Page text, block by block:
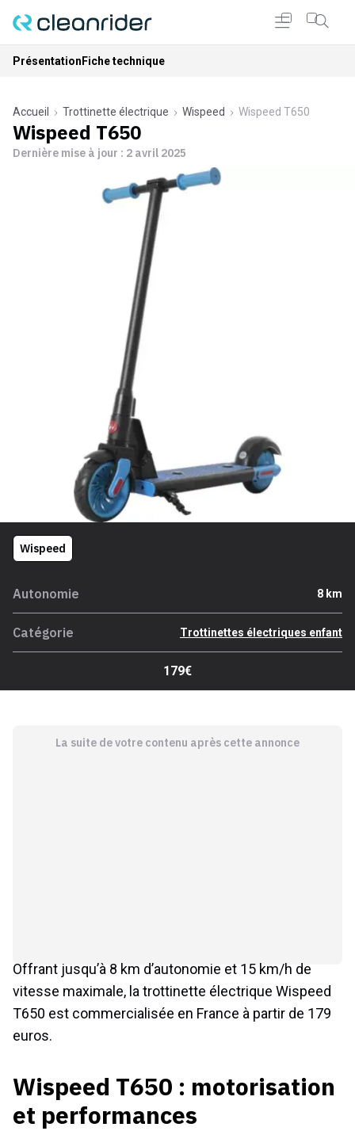
Présentation Fiche technique
Accueil Trottinette électrique Wispeed Wispeed T650
Wispeed T650
Dernière mise à jour : 2 avril 2025
Wispeed
Autonomie 8 km
Catégorie Trottinettes électriques enfant
179€
La suite de votre contenu après cette annonce
Offrant jusqu’à 8 km d’autonomie et 15 km/h de
vitesse maximale, la trottinette électrique Wispeed
T650 est commercialisée en France à partir de 179
euros.
Wispeed T650 : motorisation
et performances